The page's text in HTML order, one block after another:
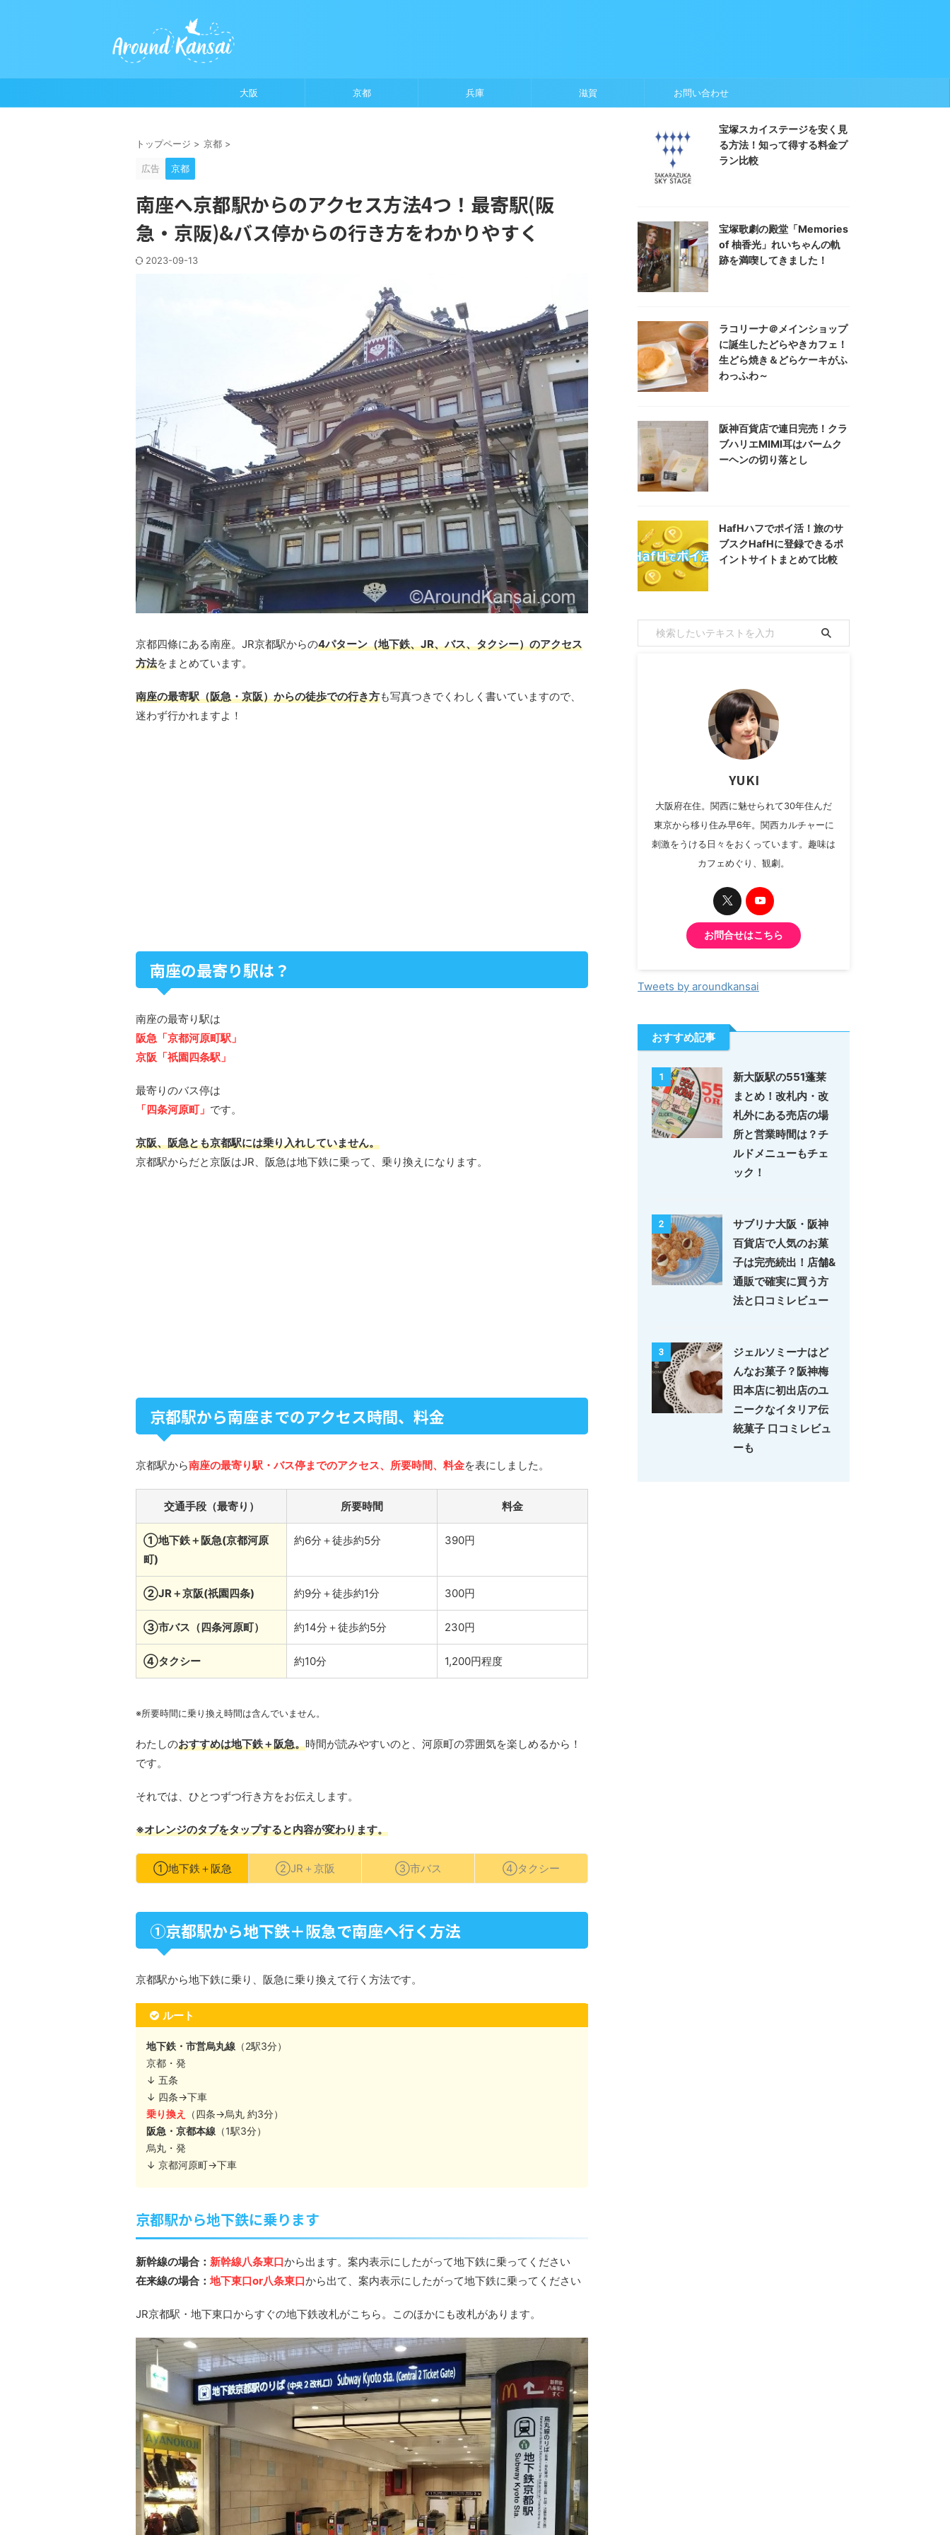
大阪 京都 兵庫 滋賀 お問い合わせ
トップページ > 京都 >
広告 京都
南座へ京都駅からのアクセス方法4つ！最寄駅(阪
急・京阪)&バス停からの行き方をわかりやすく
2023-09-13
京都四條にある南座。JR京都駅からの4パターン（地下鉄、JR、バス、タクシー）のアクセス
方法をまとめています。
南座の最寄駅（阪急・京阪）からの徒歩での行き方も写真つきでくわしく書いていますので、
迷わず行かれますよ！
南座の最寄り駅は？
南座の最寄り駅は
阪急「京都河原町駅」
京阪「祇園四条駅」
最寄りのバス停は
「四条河原町」 です。
京阪、阪急とも京都駅には乗り入れしていません。
京都駅からだと京阪はJR、阪急は地下鉄に乗って、乗り換えになります。
京都駅から南座までのアクセス時間、料金
京都駅から南座の最寄り駅・バス停までのアクセス、所要時間、料金を表にしました。
交通手段（最寄り） 所要時間 料金
①地下鉄＋阪急(京都河原
町)
約6分＋徒歩約5分 390円
②JR＋京阪(祇園四条) 約9分＋徒歩約1分 300円
③市バス（四条河原町） 約14分＋徒歩約5分 230円
④タクシー 約10分 1,200円程度
※所要時間に乗り換え時間は含んでいません。
わたしのおすすめは地下鉄＋阪急。時間が読みやすいのと、河原町の雰囲気を楽しめるから！
です。
それでは、ひとつずつ行き方をお伝えします。
※オレンジのタブをタップすると内容が変わります。
①地下鉄＋阪急 ②JR＋京阪 ③市バス ④タクシー
①京都駅から地下鉄＋阪急で南座へ行く方法
京都駅から地下鉄に乗り、阪急に乗り換えて行く方法です。
ルート
地下鉄・市営烏丸線 （2駅3分）
京都・発
↓ 五条
↓ 四条→下車
乗り換え
（四条→烏丸 約3分）
阪急・京都本線 （1駅3分）
烏丸・発
↓ 京都河原町→下車
京都駅から地下鉄に乗ります
新幹線の場合： 新幹線八条東口から出ます。案内表示にしたがって地下鉄に乗ってください
在来線の場合： 地下東口or八条東口から出て、案内表示にしたがって地下鉄に乗ってください
JR京都駅・地下東口からすぐの地下鉄改札がこちら。このほかにも改札があります。
宝塚スカイステージを安く見
る方法！知って得する料金プ
ラン比較
宝塚歌劇の殿堂「Memories
of 柚香光」れいちゃんの軌
跡を満喫してきました！
ラコリーナ＠メインショップ
に誕生したどらやきカフェ！
生どら焼き＆どらケーキがふ
わっふわ～
阪神百貨店で連日完売！クラ
ブハリエMIMI耳はバームク
ーヘンの切り落とし
HafHハフでポイ活！旅のサ
ブスクHafHに登録できるポ
イントサイトまとめて比較
YUKI
大阪府在住。関西に魅せられて30年住んだ
東京から移り住み早6年。関西カルチャーに
刺激をうける日々をおくっています。趣味は
カフェめぐり、観劇。
お問合せはこちら
Tweets by aroundkansai
おすすめ記事
1
新大阪駅の551蓬莱
まとめ！改札内・改
札外にある売店の場
所と営業時間は？チ
ルドメニューもチェ
ック！
2
サブリナ大阪・阪神
百貨店で人気のお菓
子は完売続出！店舗&
通販で確実に買う方
法と口コミレビュー
3
ジェルソミーナはど
んなお菓子？阪神梅
田本店に初出店のユ
ニークなイタリア伝
統菓子 口コミレビュ
ーも